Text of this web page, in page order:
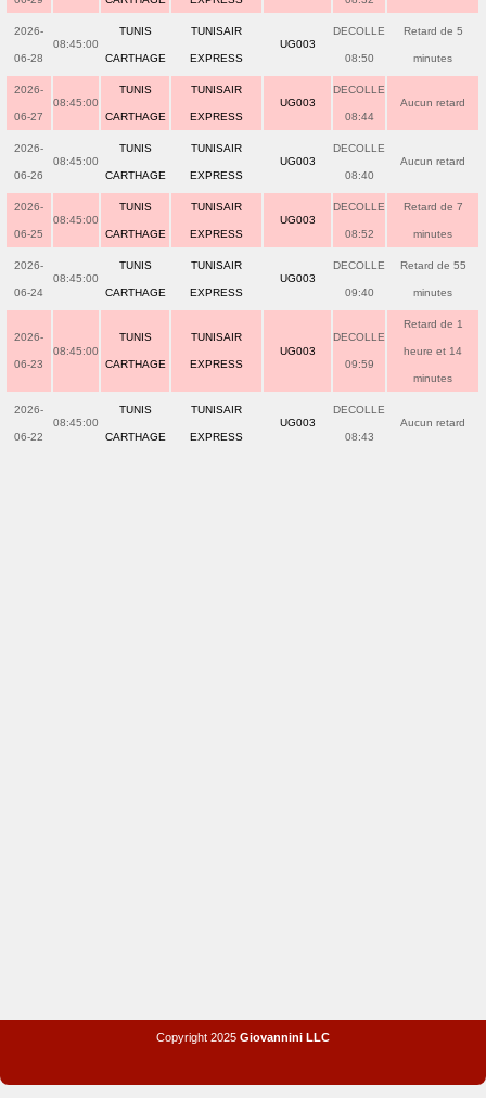
2026-
06-28
08:45:00
TUNIS
CARTHAGE
TUNISAIR
EXPRESS
UG003
DECOLLE
08:50
Retard de 5
minutes
2026-
06-27
08:45:00
TUNIS
CARTHAGE
TUNISAIR
EXPRESS
UG003
DECOLLE
08:44
Aucun retard
2026-
06-26
08:45:00
TUNIS
CARTHAGE
TUNISAIR
EXPRESS
UG003
DECOLLE
08:40
Aucun retard
2026-
06-25
08:45:00
TUNIS
CARTHAGE
TUNISAIR
EXPRESS
UG003
DECOLLE
08:52
Retard de 7
minutes
2026-
06-24
08:45:00
TUNIS
CARTHAGE
TUNISAIR
EXPRESS
UG003
DECOLLE
09:40
Retard de 55
minutes
2026-
06-23
08:45:00
TUNIS
CARTHAGE
TUNISAIR
EXPRESS
UG003
DECOLLE
09:59
Retard de 1
heure et 14
minutes
2026-
06-22
08:45:00
TUNIS
CARTHAGE
TUNISAIR
EXPRESS
UG003
DECOLLE
08:43
Aucun retard
Copyright 2025 Giovannini LLC